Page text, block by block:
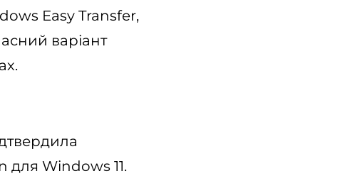
Easy Transfer,
варіант
для Windows 11.